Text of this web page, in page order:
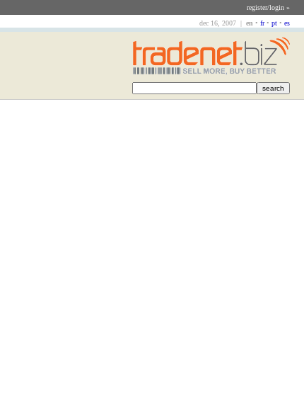
dec 16, 2007 | en • fr • pt • es
register/login »